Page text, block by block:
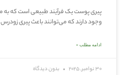
پیری پوست یک فرآیند طبیعی است که به
وجود دارند که می‌توانند باعث پیری
ادامه مطلب »
30 نوامبر, 2025 بدون دیدگاه